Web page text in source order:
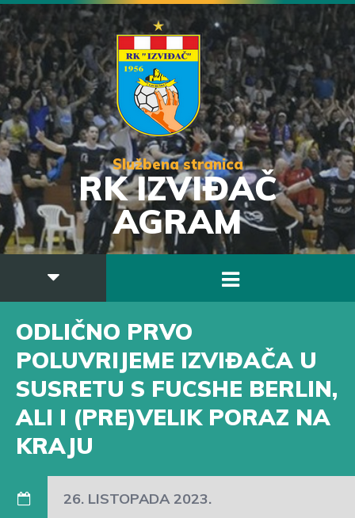
Službena stranica
RK IZVIĐAČ
AGRAM
ODLIČNO PRVO
POLUVRIJEME IZVIĐAČA U
SUSRETU S FUCSHE BERLIN,
ALI I (PRE)VELIK PORAZ NA
KRAJU
26. LISTOPADA 2023.